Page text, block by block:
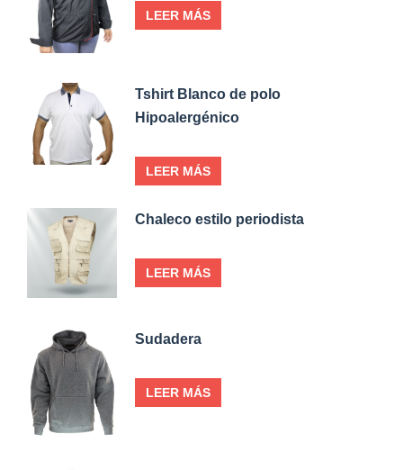
LEER MÁS
Tshirt Blanco de polo
Hipoalergénico
LEER MÁS
Chaleco estilo periodista
LEER MÁS
Sudadera
LEER MÁS